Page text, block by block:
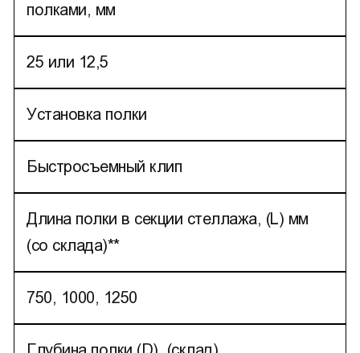
полками, мм
25 или 12,5
Установка полки
Быстросъемный клип
Длина полки в секции стеллажа, (L) мм
(со склада)**
750, 1000, 1250